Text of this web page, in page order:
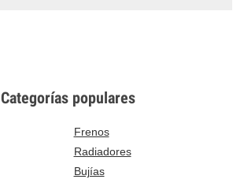
Categorías populares
Frenos
Radiadores
Bujías